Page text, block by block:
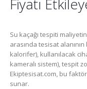
Fiyatı
Su kaçağı tespiti
arasında tesisat
kalorifer), kullanılacak
kameralı sistem), tespit
Ekiptesisat.com, bu
sunar.